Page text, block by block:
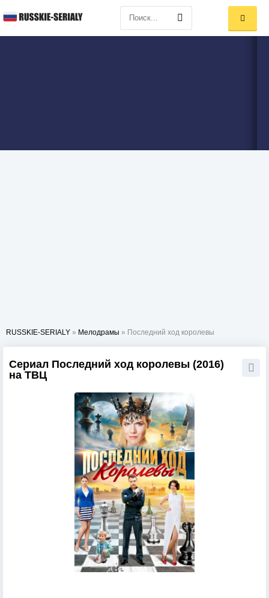
RUSSKIE-SERIALY » Мелодрамы » Последний ход королевы
Сериал Последний ход королевы (2016)
на ТВЦ